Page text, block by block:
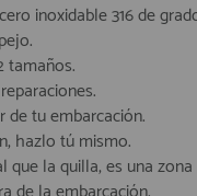
inoxidable 316 de
tamaños.
de tu embarcación.
hazlo tú mismo.
que la quilla, es una